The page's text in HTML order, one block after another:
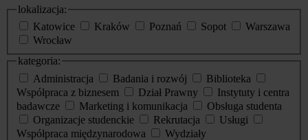
lokalizacja:
Katowice
Kraków Poznań Sopot
Warszawa
Wrocław
kategoria:
Administracja
Badania i rozwój
Biblioteka
Współpraca z biznesem
Dział Prawny
Instytuty i centra
badawcze
Marketing i komunikacja
Obsługa studenta
Organizacje studenckie
Rekrutacja
Usługi
Współpraca międzynarodowa
Wydziały